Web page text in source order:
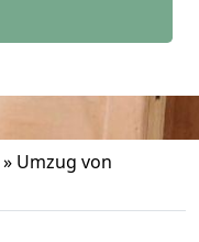
» Umzug von